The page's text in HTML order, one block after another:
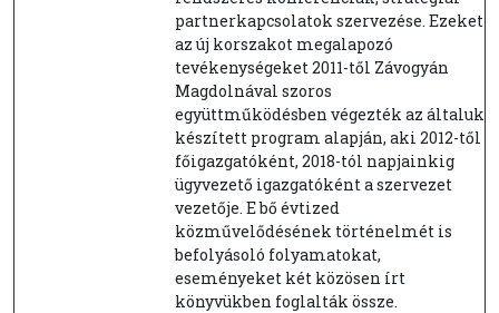
partnerkapcsolatok szervezése. Ezeket
az új korszakot megalapozó
tevékenységeket 2011-től Závogyán
Magdolnával szoros
együttműködésben végezték az általuk
készített program alapján, aki 2012-től
főigazgatóként, 2018-tól napjainkig
ügyvezető igazgatóként a szervezet
vezetője. E bő évtized
közművelődésének történelmét is
befolyásoló folyamatokat,
eseményeket két közösen írt
könyvükben foglalták össze.